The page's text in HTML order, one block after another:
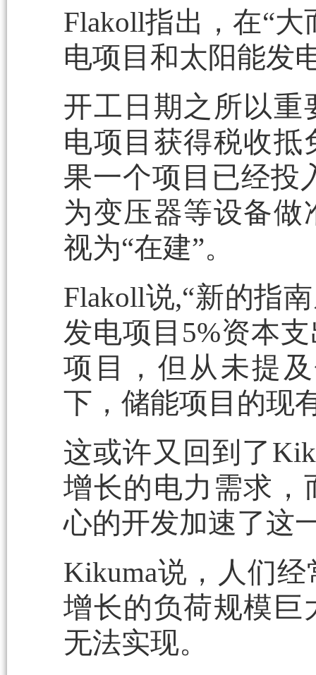
Flakoll指出，在“
电项目和太阳能发
开工日期之所以重
电项目获得税收
果一个项目已经投
为变压器等设备
视为“在建”。
Flakoll说,“新的指
发电项目5%资本
项目，但从未提
下，储能项目的现
这或许又回到了
增长的电力需求，
心的开发加速了这
Kikuma说，人们
增长的负荷规模巨
无法实现。